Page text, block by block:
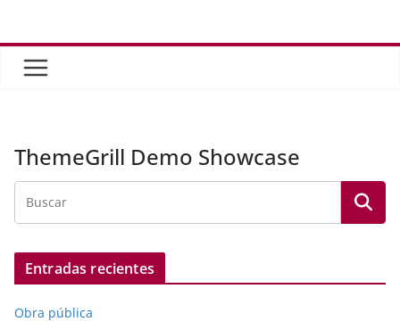
contenido
ThemeGrill Demo Showcase
Entradas recientes
Obra pública